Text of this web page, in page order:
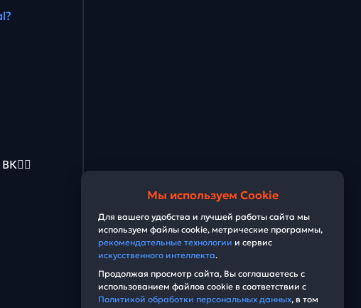
Мы используем Cookie
Для вашего удобства и лучшей работы сайта мы
используем файлы cookie, метрические программы,
рекомендательные технологии и сервис
искусственного интеллекта.
Продолжая просмотр сайта, Вы соглашаетесь с
использованием файлов cookie в соответствии с
Политикой обработки персональных данных, в том